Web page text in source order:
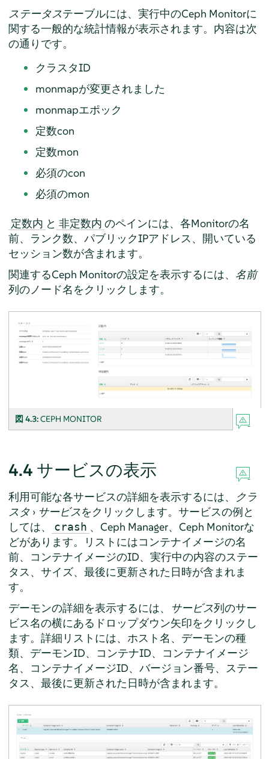
ステータステーブルには、実行中のCeph Monitorに
関する一般的な統計情報が表示されます。内容は次
の通りです。
クラスタID
monmapが変更されました
monmapエポック
定数con
定数mon
必須のcon
必須のmon
定数内 と 非定数内 のペインには、各Monitorの名
前、ランク数、パブリックIPアドレス、開いている
セッション数が含まれます。
関連するCeph Monitorの設定を表示するには、 名前
列のノード名をクリックします。
図 4.3:CEPH MONITOR
4.4 サービスの表示
利用可能な各サービスの詳細を表示するには、
クラ
スタ› サービスをクリックします。サービスの例と
しては、
crash 、Ceph Manager、Ceph Monitorな
どがあります。リストにはコンテナイメージの名
前、コンテナイメージのID、実行中の内容のステー
タス、サイズ、最後に更新された日時が含まれま
す。
デーモンの詳細を表示するには、
サービス列のサー
ビス名の横にあるドロップダウン矢印をクリックし
ます。詳細リストには、ホスト名、デーモンの種
類、デーモンID、コンテナID、コンテナイメージ
名、コンテナイメージID、バージョン番号、ステー
タス、最後に更新された日時が含まれます。